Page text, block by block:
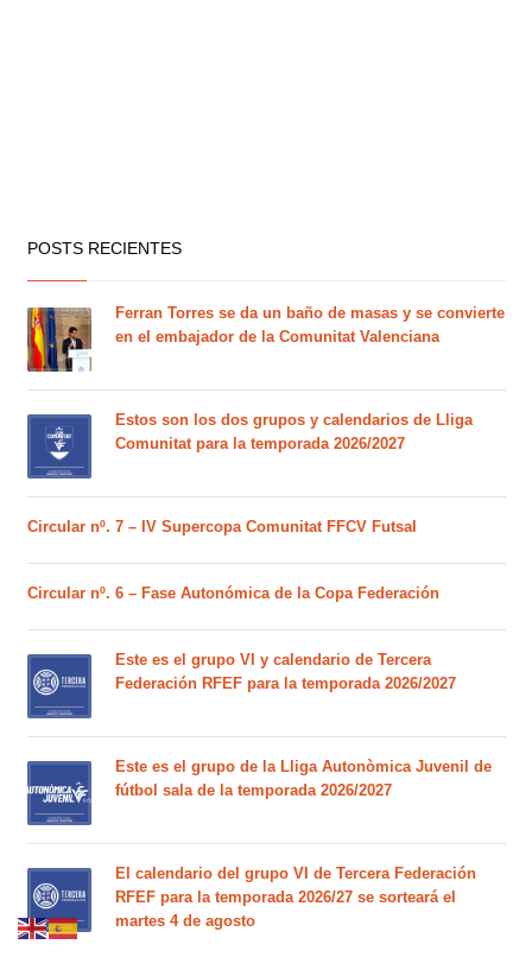
POSTS RECIENTES
Ferran Torres se da un baño de masas y se convierte
en el embajador de la Comunitat Valenciana
Estos son los dos grupos y calendarios de Lliga
Comunitat para la temporada 2026/2027
Circular nº. 7 – IV Supercopa Comunitat FFCV Futsal
Circular nº. 6 – Fase Autonómica de la Copa Federación
Este es el grupo VI y calendario de Tercera
Federación RFEF para la temporada 2026/2027
Este es el grupo de la Lliga Autonòmica Juvenil de
fútbol sala de la temporada 2026/2027
El calendario del grupo VI de Tercera Federación
RFEF para la temporada 2026/27 se sorteará el
martes 4 de agosto